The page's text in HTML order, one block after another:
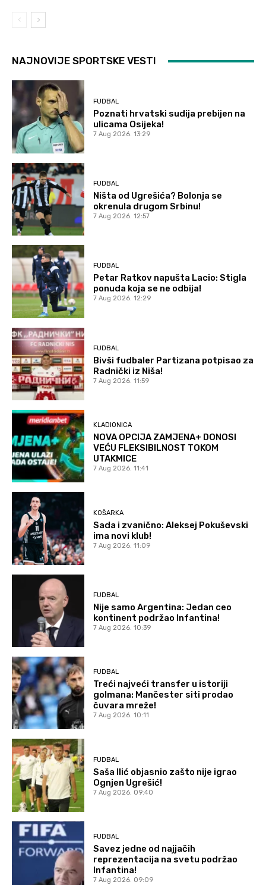
NAJNOVIJE SPORTSKE VESTI
FUDBAL
Poznati hrvatski sudija prebijen na
ulicama Osijeka!
7 Aug 2026. 13:29
FUDBAL
Ništa od Ugrešića? Bolonja se
okrenula drugom Srbinu!
7 Aug 2026. 12:57
FUDBAL
Petar Ratkov napušta Lacio: Stigla
ponuda koja se ne odbija!
7 Aug 2026. 12:29
FUDBAL
Bivši fudbaler Partizana potpisao za
Radnički iz Niša!
7 Aug 2026. 11:59
KLADIONICA
NOVA OPCIJA ZAMJENA+ DONOSI
VEĆU FLEKSIBILNOST TOKOM
UTAKMICE
7 Aug 2026. 11:41
KOŠARKA
Sada i zvanično: Aleksej Pokuševski
ima novi klub!
7 Aug 2026. 11:09
FUDBAL
Nije samo Argentina: Jedan ceo
kontinent podržao Infantina!
7 Aug 2026. 10:39
FUDBAL
Treći najveći transfer u istoriji
golmana: Mančester siti prodao
čuvara mreže!
7 Aug 2026. 10:11
FUDBAL
Saša Ilić objasnio zašto nije igrao
Ognjen Ugrešić!
7 Aug 2026. 09:40
FUDBAL
Savez jedne od najjačih
reprezentacija na svetu podržao
Infantina!
7 Aug 2026. 09:09